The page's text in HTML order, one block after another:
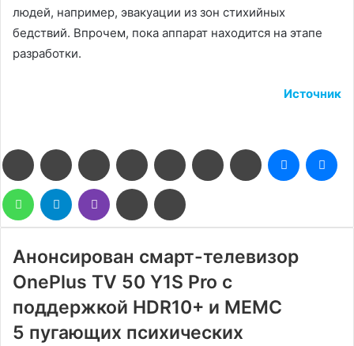
людей, например, эвакуации из зон стихийных
бедствий. Впрочем, пока аппарат находится на этапе
разработки.
Источник
FacebookTwitter LinkedIn Pinterest Reddit ВконтактеОдноклассники
Messenger
WhatsAppTelegram Viber
Поделиться
через
электронную
Анонсирован смарт-телевизор
OnePlus TV 50 Y1S Pro с
поддержкой HDR10+ и MEMC
5 пугающих психических